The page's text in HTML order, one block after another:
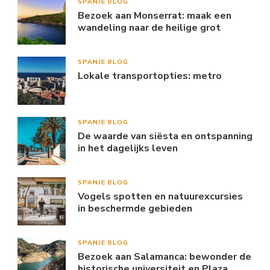
Bezoek aan Monserrat: maak een
wandeling naar de heilige grot
SPANJE BLOG
Lokale transportopties: metro
SPANJE BLOG
De waarde van siësta en ontspanning
in het dagelijks leven
SPANJE BLOG
Vogels spotten en natuurexcursies
in beschermde gebieden
SPANJE BLOG
Bezoek aan Salamanca: bewonder de